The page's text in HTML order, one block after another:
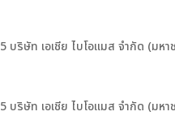
บริษัท เอเชีย ไบโอแมส จำกัด (มหา
บริษัท เอเชีย ไบโอแมส จำกัด (มหา